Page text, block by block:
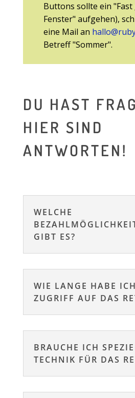
Buttons sollte ein
Fenster" aufgehen),
eine Mail an
Betreff "Sommer".
DU HAST
HIER SIND
ANTWORTEN!
WELCHE
GIBT ES?
WIE LANGE HABE ICH
ZUGRIFF AUF DAS
BRAUCHE ICH
TECHNIK FÜR DAS